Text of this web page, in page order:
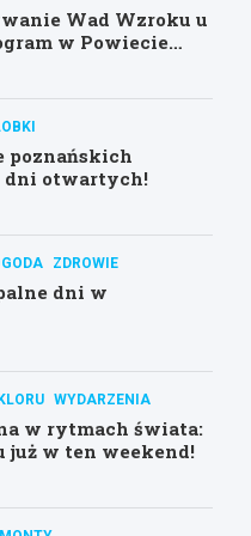
Wad Wzroku u
w Powiecie
poznańskich
dni otwartych!
ZDROWIE
dni w
WYDARZENIA
w rytmach świata:
w ten weekend!